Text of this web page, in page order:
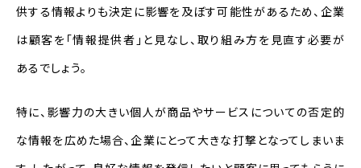
供する情報よりも決定に影響を及ぼす可能性があるため、企業
は顧客を「情報提供者」と見なし、取り組み方を見直す必要が
あるでしょう。
特に、影響力の大きい個人が商品やサービスについての否定的
な情報を広めた場合、企業にとって大きな打撃となってしまいま